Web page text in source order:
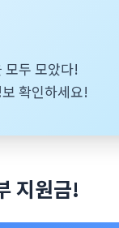
모두 모았다!
확인하세요!
지원금!